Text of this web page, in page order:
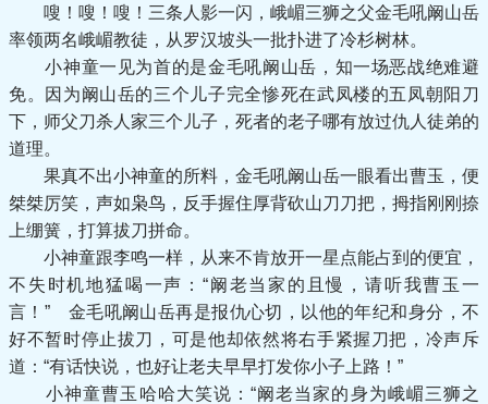
嗖！嗖！嗖！三条人影一闪，峨嵋三狮之父金毛吼阚山岳
率领两名峨嵋教徒，从罗汉坡头一批扑进了冷杉树林。
小神童一见为首的是金毛吼阚山岳，知一场恶战绝难避
免。因为阚山岳的三个儿子完全惨死在武凤楼的五凤朝阳刀
下，师父刀杀人家三个儿子，死者的老子哪有放过仇人徒弟的
道理。
果真不出小神童的所料，金毛吼阚山岳一眼看出曹玉，便
桀桀厉笑，声如枭鸟，反手握住厚背砍山刀刀把，拇指刚刚捺
上绷簧，打算拔刀拼命。
小神童跟李鸣一样，从来不肯放开一星点能占到的便宜，
不失时机地猛喝一声：“阚老当家的且慢，请听我曹玉一
言！” 金毛吼阚山岳再是报仇心切，以他的年纪和身分，不
好不暂时停止拔刀，可是他却依然将右手紧握刀把，冷声斥
道：“有话快说，也好让老夫早早打发你小子上路！”
小神童曹玉哈哈大笑说：“阚老当家的身为峨嵋三狮之